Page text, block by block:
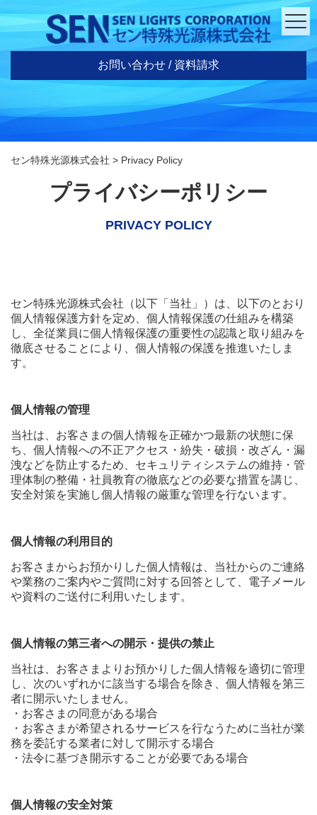
お問い合わせ / 資料請求
セン特殊光源株式会社 > Privacy Policy
プライバシーポリシー
PRIVACY POLICY
セン特殊光源株式会社（以下「当社」）は、以下のとおり
個人情報保護方針を定め、個人情報保護の仕組みを構築
し、全従業員に個人情報保護の重要性の認識と取り組みを
徹底させることにより、個人情報の保護を推進いたしま
す。
個人情報の管理
当社は、お客さまの個人情報を正確かつ最新の状態に保
ち、個人情報への不正アクセス・紛失・破損・改ざん・漏
洩などを防止するため、セキュリティシステムの維持・管
理体制の整備・社員教育の徹底などの必要な措置を講じ、
安全対策を実施し個人情報の厳重な管理を行ないます。
個人情報の利用目的
お客さまからお預かりした個人情報は、当社からのご連絡
や業務のご案内やご質問に対する回答として、電子メール
や資料のご送付に利用いたします。
個人情報の第三者への開示・提供の禁止
当社は、お客さまよりお預かりした個人情報を適切に管理
し、次のいずれかに該当する場合を除き、個人情報を第三
者に開示いたしません。
・お客さまの同意がある場合
・お客さまが希望されるサービスを行なうために当社が業
務を委託する業者に対して開示する場合
・法令に基づき開示することが必要である場合
個人情報の安全対策